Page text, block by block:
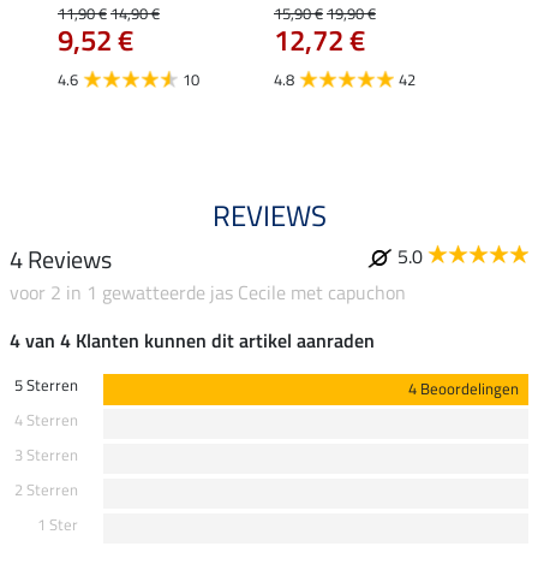
11,90 €14,90 €
9,52 €
4.6 10
15,90 €19,90 €
12,72 €
4.8 42
REVIEWS
4 Reviews
5.0
voor 2 in 1 gewatteerde jas Cecile met capuchon
4 van 4 Klanten kunnen dit artikel aanraden
5 Sterren
4 Beoordelingen
4 Sterren
3 Sterren
2 Sterren
1 Ster